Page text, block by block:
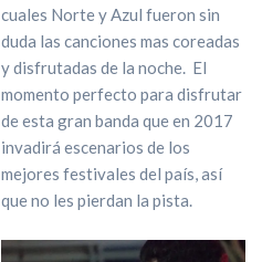
cuales Norte y Azul fueron sin
duda las canciones mas coreadas
y disfrutadas de la noche. El
momento perfecto para disfrutar
de esta gran banda que en 2017
invadirá escenarios de los
mejores festivales del país, así
que no les pierdan la pista.